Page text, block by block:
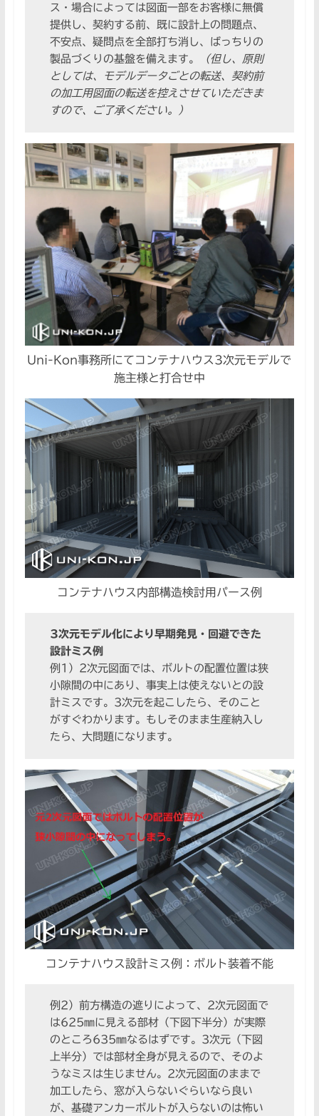
ス・場合によっては図面一部をお客様に無償
提供し、契約する前、既に設計上の問題点、
不安点、疑問点を全部打ち消し、ばっちりの
製品づくりの基盤を備えます。
（但し、原則
としては、モデルデータごとの転送、契約前
の加工用図面の転送を控えさせていただきま
すので、ご了承ください。）
Uni-Kon事務所にてコンテナハウス3次元モデルで
施主様と打合せ中
コンテナハウス内部構造検討用パース例
3次元モデル化により早期発見・回避できた
設計ミス例
例1）2次元図面では、ボルトの配置位置は狭
小隙間の中にあり、事実上は使えないとの設
計ミスです。3次元を起こしたら、そのこと
がすぐわかります。もしそのまま生産納入し
たら、大問題になります。
コンテナハウス設計ミス例：ボルト装着不能
例2）前方構造の遮りによって、2次元図面で
は625㎜に見える部材（下図下半分）が実際
のところ635㎜なるはずです。3次元（下図
上半分）では部材全身が見えるので、そのよ
うなミスは生じません。2次元図面のままで
加工したら、窓が入らないぐらいなら良い
が、基礎アンカーボルトが入らないのは怖い